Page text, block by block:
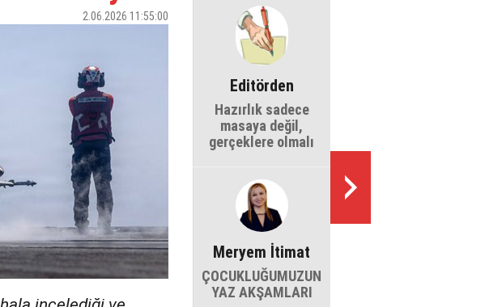
2.06.2026 11:55:00
Editörden
Hazırlık sadece
masaya değil,
gerçeklere olmalı
Meryem İtimat
ÇOCUKLUĞUMUZUN
YAZ AKŞAMLARI